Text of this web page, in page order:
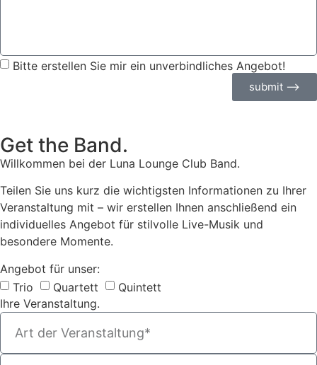
Bitte erstellen Sie mir ein unverbindliches Angebot!
submit ⟶
Get the Band.
Willkommen bei der Luna Lounge Club Band.
Teilen Sie uns kurz die wichtigsten Informationen zu Ihrer
Veranstaltung mit – wir erstellen Ihnen anschließend ein
individuelles Angebot für stilvolle Live-Musik und
besondere Momente.
Angebot für unser:
Trio
Quartett
Quintett
Ihre Veranstaltung.